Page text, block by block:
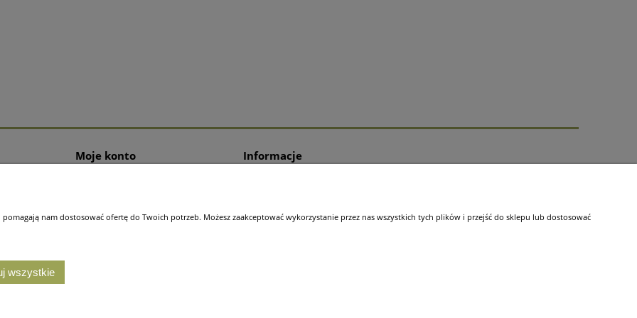
Moje konto Informacje
nam dostosować ofertę do Twoich potrzeb. Możesz zaakceptować wykorzystanie przez nas wszystkich tych plików i przejść do sklepu lub dostosować
wszystkie